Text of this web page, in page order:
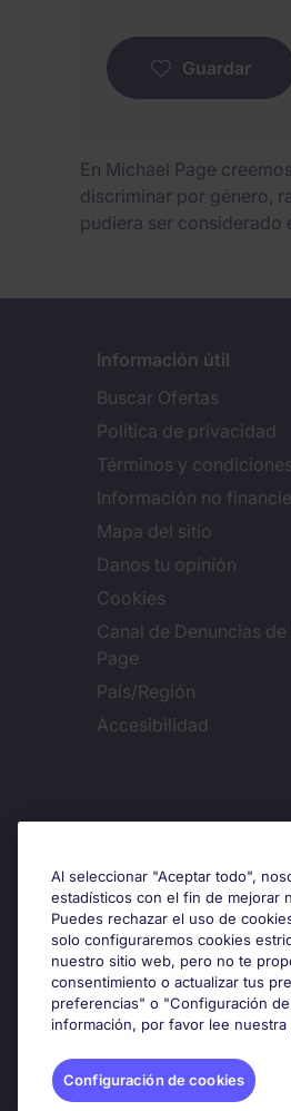
Guardar
En Michael Page
discriminar por género,
pudiera ser considerado
Información útil
Buscar Ofertas
Política de privacidad
Términos y condiciones
Información no
Mapa del sitio
Danos tu opinión
Cookies
Canal de Denuncias de
Page
País/Región
Accesibilidad
Premios y
Al seleccionar "Aceptar todo",
estadísticos con el fin de mejorar
Puedes rechazar el uso de
solo configuraremos cookies
nuestro sitio web, pero no te
consentimiento o actualizar tus
preferencias" o "Configuración
información, por favor lee
Configuración de cookies